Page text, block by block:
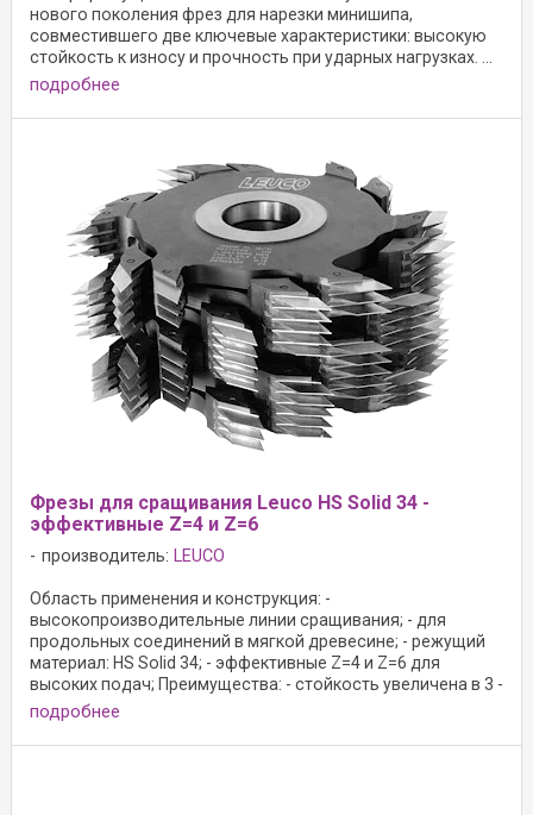
нового поколения фрез для нарезки минишипа,
совместившего две ключевые характеристики: высокую
стойкость к износу и прочность при ударных нагрузках. ...
подробнее
Фрезы для сращивания Leuco HS Solid 34 -
эффективные Z=4 и Z=6
производитель: LEUCO
Область применения и конструкция: -
высокопроизводительные линии сращивания; - для
продольных соединений в мягкой древесине; - режущий
материал: HS Solid 34; - эффективные Z=4 и Z=6 для
высоких подач; Преимущества: - стойкость увеличена в 3 -
2 раз ...
подробнее